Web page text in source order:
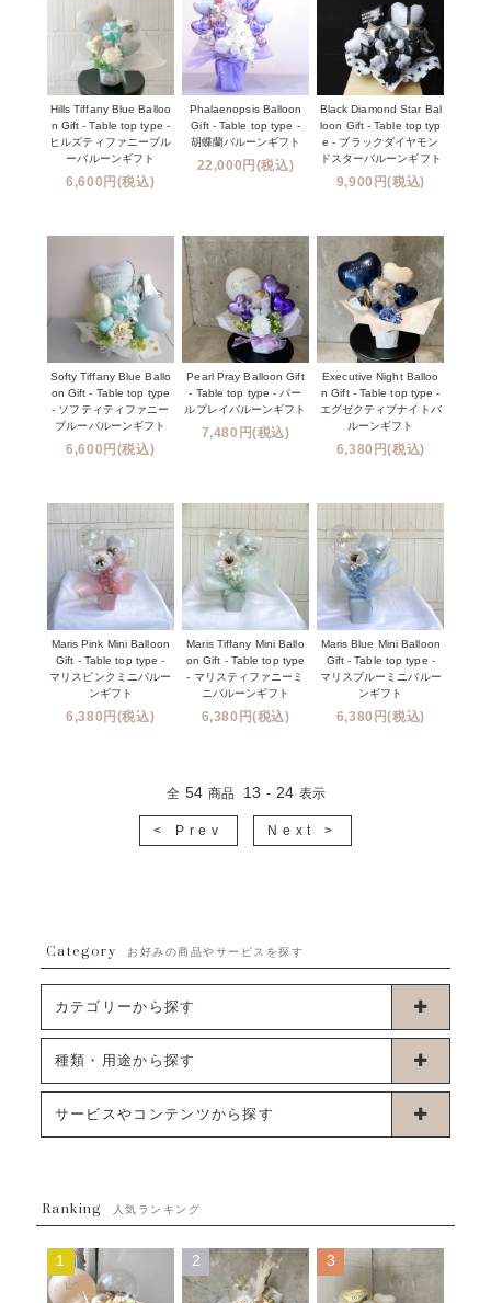
Hills Tiffany Blue Balloo
n Gift - Table top type -
ヒルズティファニーブル
ーバルーンギフト
6,600円(税込)
Phalaenopsis Balloon
Gift - Table top type -
胡蝶蘭バルーンギフト
22,000円(税込)
Black Diamond Star Bal
loon Gift - Table top typ
e - ブラックダイヤモン
ドスターバルーンギフト
9,900円(税込)
Softy Tiffany Blue Ballo
on Gift - Table top type
- ソフティティファニー
ブルーバルーンギフト
6,600円(税込)
Pearl Pray Balloon Gift
- Table top type - パー
ルプレイバルーンギフト
7,480円(税込)
Executive Night Balloo
n Gift - Table top type -
エグゼクティブナイトバ
ルーンギフト
6,380円(税込)
Maris Pink Mini Balloon
Gift - Table top type -
マリスピンクミニバルー
ンギフト
6,380円(税込)
Maris Tiffany Mini Ballo
on Gift - Table top type
- マリスティファニーミ
ニバルーンギフト
6,380円(税込)
Maris Blue Mini Balloon
Gift - Table top type -
マリスブルーミニバルー
ンギフト
6,380円(税込)
全 54 商品 13 - 24 表示
< Prev Next >
Category お好みの商品やサービスを探す
カテゴリーから探す
卓上タイプバルーン
ブーケタイプバルーン
ムーンリットバルーン
コンフェッティバルーン
種類・用途から探す
お誕生日
開店・周年祝い
サービスやコンテンツから探す
発送について
Q&A
メッセージカード・電報について
Ranking 人気ランキング
1 2 3